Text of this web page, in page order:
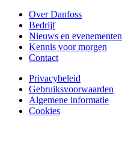
Over Danfoss
Bedrijf
Nieuws en evenementen
Kennis voor morgen
Contact
Privacybeleid
Gebruiksvoorwaarden
Algemene informatie
Cookies